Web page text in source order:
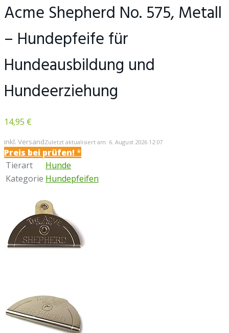
Acme Shepherd No. 575, Metall
– Hundepfeife für
Hundeausbildung und
Hundeerziehung
14,95 €
inkl. VersandZuletzt aktualisiert am: 6. August 2026 12:07
Preis bei prüfen!*
Tierart
Hunde
Kategorie Hundepfeifen